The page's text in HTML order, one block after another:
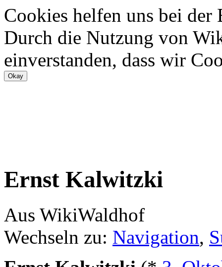
Cookies helfen uns bei
Durch die Nutzung von
einverstanden, dass wir
Ernst Kalwitzki
Aus WikiWaldhof
Wechseln zu: Navigation,